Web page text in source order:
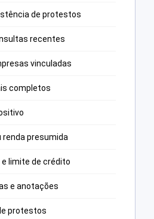
de protestos
recentes
vinculadas
completos
renda presumida
limite de crédito
e anotações
protestos